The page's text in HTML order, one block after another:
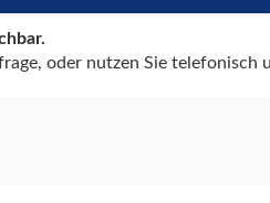
oder nutzen Sie telefonisch